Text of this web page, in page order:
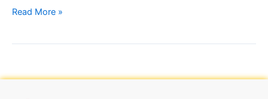
Read More »